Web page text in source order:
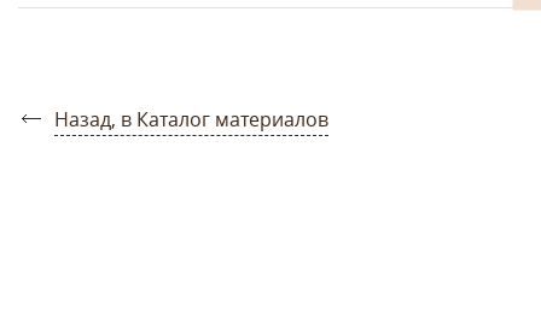
Назад, в Каталог материалов